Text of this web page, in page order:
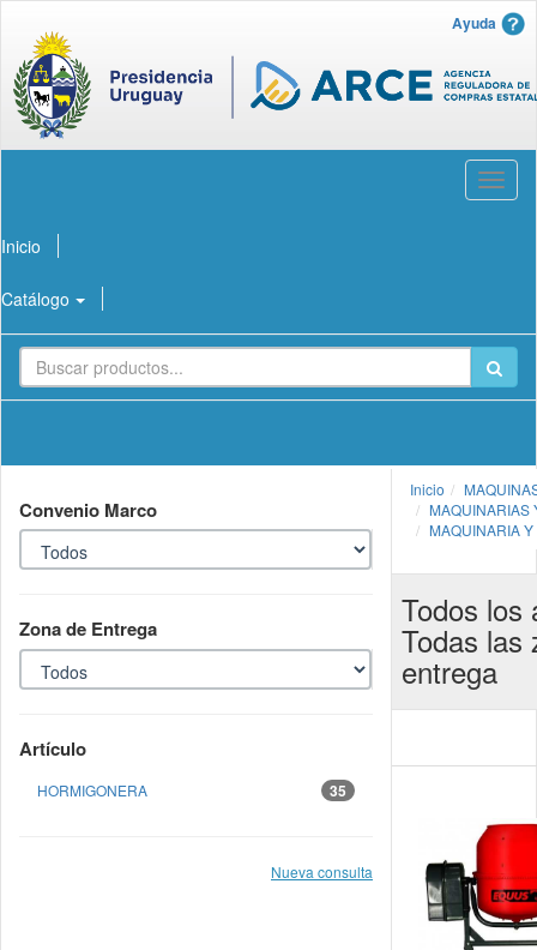
Ayuda
Abrir
menú
Inicio
Catálogo
Convenio Marco
Zona de Entrega
Artículo
35
HORMIGONERA
Nueva consulta
Inicio
MAQUINARIAS
MAQUINARIA
Todos los
Todas las
entrega